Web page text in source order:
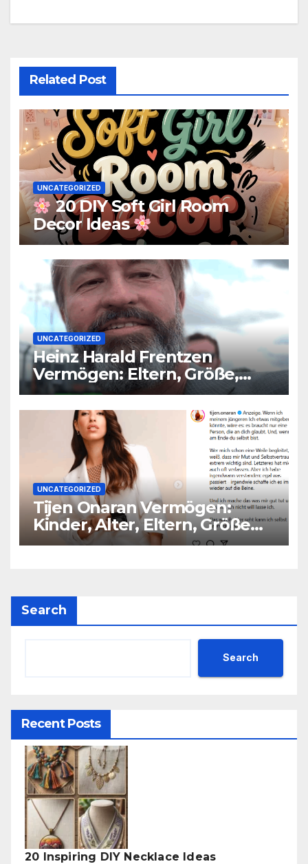
Related Post
UNCATEGORIZED
20 DIY Soft Girl Room
Decor Ideas
UNCATEGORIZED
Heinz Harald Frentzen
Vermögen: Eltern, Größe,
Partner, Alter
UNCATEGORIZED
Tijen Onaran Vermögen:
Kinder, Alter, Eltern, Größe
Partner
Search
Search
Recent Posts
20 Inspiring DIY Necklace Ideas